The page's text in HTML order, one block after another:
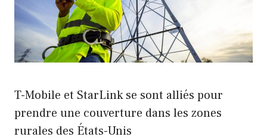
T-Mobile et StarLink se sont alliés pour
prendre une couverture dans les zones
rurales des États-Unis